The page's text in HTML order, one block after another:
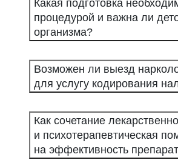
Какая подготовка
процедурой и важна ли
организма?
Возможен ли выезд
для услугу кодирования
Как сочетание
и психотерапевтическая
на эффективность